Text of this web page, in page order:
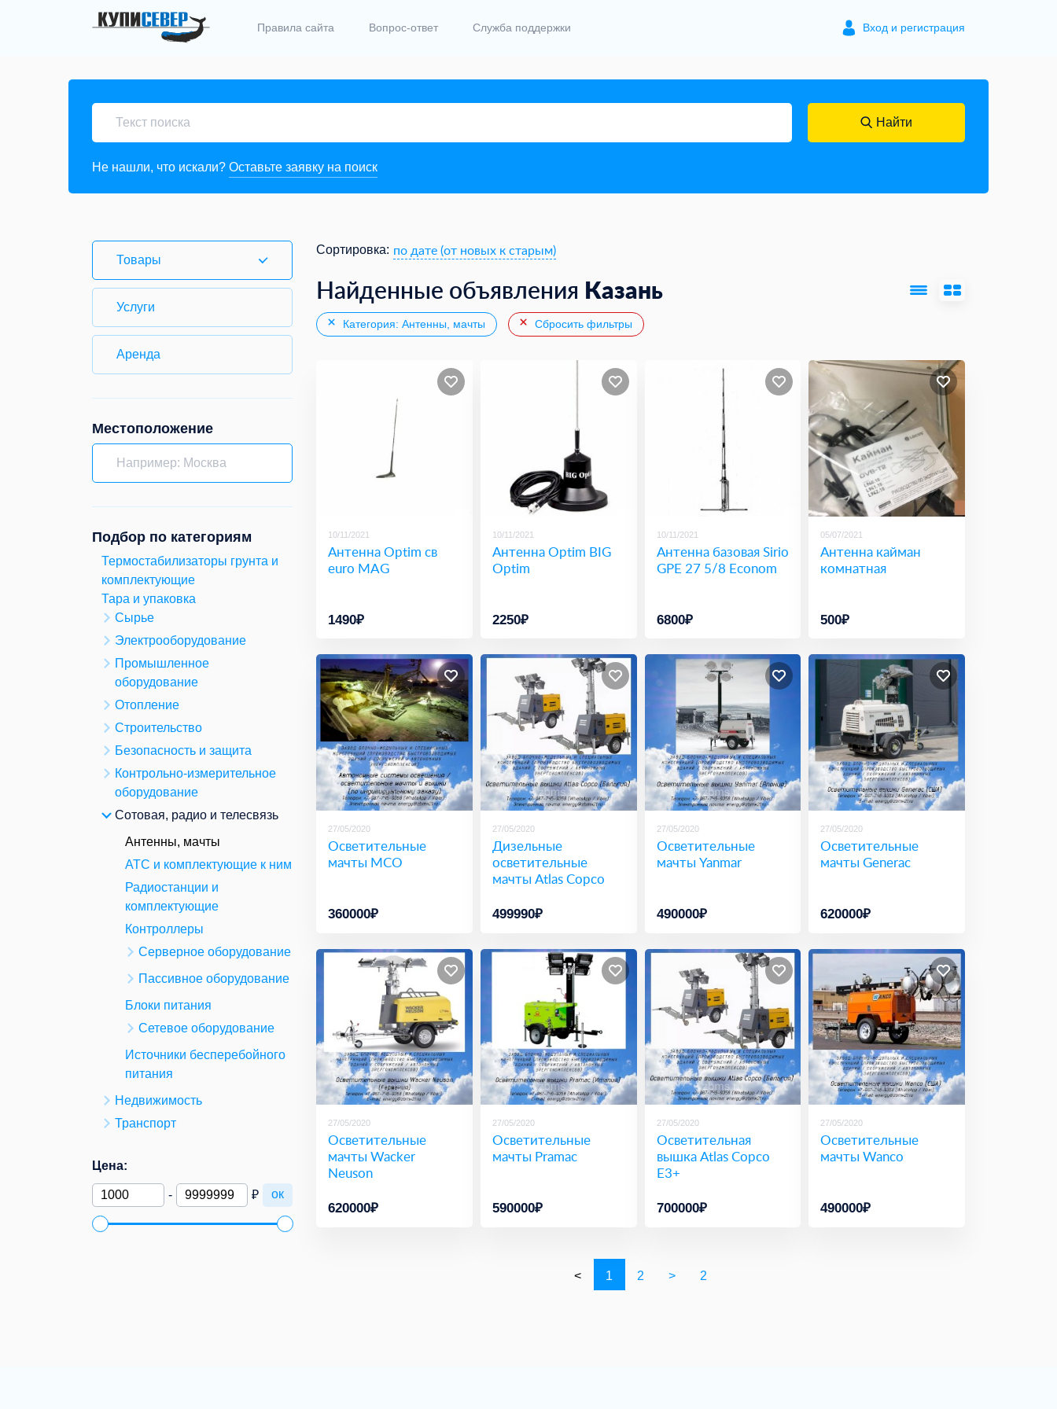
Правила сайта Вопрос-ответ Служба поддержки Вход и регистрация
Найти
Не нашли, что искали? Оставьте заявку на поиск
Товары
Услуги
Аренда
Местоположение
Подбор по категориям
Термостабилизаторы грунта и
комплектующие
Тара и упаковка
Сырье
Электрооборудование
Промышленное
оборудование
Отопление
Строительство
Безопасность и защита
Контрольно-измерительное
оборудование
Сотовая, радио и телесвязь
Антенны, мачты
АТС и комплектующие к ним
Радиостанции и
комплектующие
Контроллеры
Серверное оборудование
Пассивное оборудование
Блоки питания
Сетевое оборудование
Источники бесперебойного
питания
Недвижимость
Транспорт
Цена:
- ₽ ок
Сортировка: по дате (от новых к старым)
Найденные объявления Казань
Категория: Антенны, мачты Сбросить фильтры
10/11/2021
Антенна Optim св
euro MAG
1490₽
10/11/2021
Антенна Optim BIG
Optim
2250₽
10/11/2021
Антенна базовая Sirio
GPE 27 5/8 Econom
6800₽
05/07/2021
Антенна кайман
комнатная
500₽
27/05/2020
Осветительные
мачты МСО
360000₽
27/05/2020
Дизельные
осветительные
мачты Atlas Copco
499990₽
27/05/2020
Осветительные
мачты Yanmar
490000₽
27/05/2020
Осветительные
мачты Generac
620000₽
27/05/2020
Осветительные
мачты Wacker
Neuson
620000₽
27/05/2020
Осветительные
мачты Pramac
590000₽
27/05/2020
Осветительная
вышка Atlas Copco
E3+
700000₽
27/05/2020
Осветительные
мачты Wanco
490000₽
< 1 2 > 2